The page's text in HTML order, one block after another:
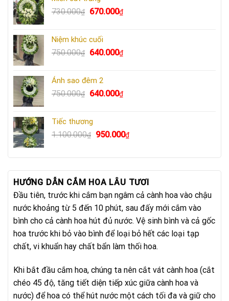
730.000₫
Giá
730.000₫.
670.000₫Giá
670.000₫.
Niệm khúc cuối
750.000₫
Giá
750.000₫.
640.000₫Giá
640.000₫.
Ánh sao đêm 2
750.000₫
Giá
750.000₫.
640.000₫Giá
640.000₫.
Tiếc thương
1.100.000₫
Giá
là:
950.000₫Giá
tại
950.000₫.
HƯỚNG DẪN CẮM HOA LÂU TƯƠI
Đầu tiên, trước khi cắm bạn ngâm cả cành hoa vào chậu
nước khoảng từ 5 đến 10 phút, sau đấy mới cắm vào
bình cho cả cành hoa hút đủ nước. Vệ sinh bình và cả gốc
hoa trước khi bỏ vào bình để loại bỏ hết các loại tạp
chất, vi khuẩn hay chất bẩn làm thối hoa.
Khi bắt đầu cắm hoa, chúng ta nên cắt vát cành hoa (cắt
chéo 45 độ, tăng tiết diện tiếp xúc giữa cành hoa và
nước) để hoa có thể hút nước một cách tối đa và giữ cho